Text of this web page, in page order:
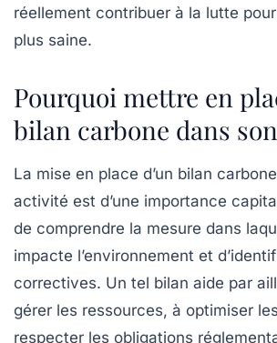
réellement contribuer à la lutte
plus saine.
Pourquoi mettre en
bilan carbone dans
La mise en place d’un bilan
activité est d’une importance
de comprendre la mesure dans
impacte l’environnement et
correctives. Un tel bilan aide par
gérer les ressources, à optimiser
respecter les obligations